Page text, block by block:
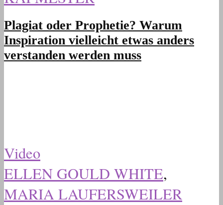
Plagiat oder Prophetie? Warum
Inspiration vielleicht etwas anders
verstanden werden muss
Video
ELLEN GOULD WHITE,
MARIA LAUFERSWEILER